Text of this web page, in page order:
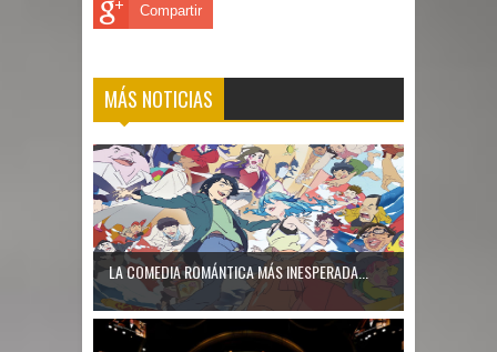
Compartir
MÁS NOTICIAS
LA COMEDIA ROMÁNTICA MÁS INESPERADA...